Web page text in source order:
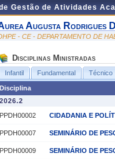
Gestão de Atividades
Augusta Rodrigues
- CE - DEPARTAMENTO DE
Disciplinas Ministradas
Infantil Fundamental Técnico
Disciplina
2026.2
PPDH00002
CIDADANIA E
PPDH00007 SEMINÁRIO DE
PPDH00009 SEMINÁRIO DE